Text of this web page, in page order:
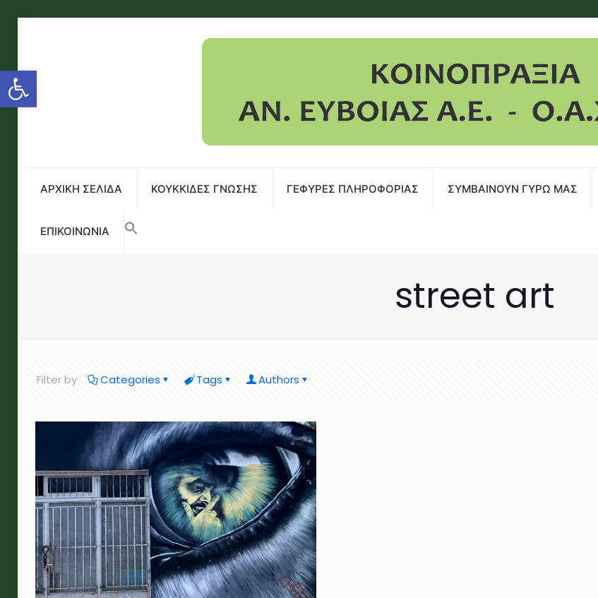
Open toolbar
ΑΡΧΙΚΗ ΣΕΛΙΔΑ ΚΟΥΚΚΙΔΕΣ ΓΝΩΣΗΣ ΓΕΦΥΡΕΣ ΠΛΗΡΟΦΟΡΙΑΣ ΣΥΜΒΑΙΝΟΥΝ ΓΥΡΩ ΜΑΣ
ΕΠΙΚΟΙΝΩΝΙΑ
street art
Filter by Categories Tags Authors